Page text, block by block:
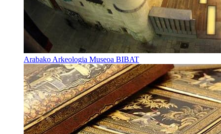
Arabako Arkeologia Museoa BIBAT